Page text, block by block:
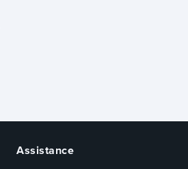
Assistance